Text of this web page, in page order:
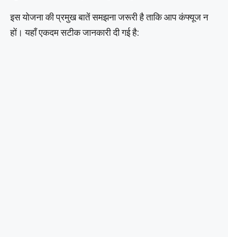
इस योजना की प्रमुख बातें समझना जरूरी है ताकि आप कंफ्यूज न
हों। यहाँ एकदम सटीक जानकारी दी गई है: